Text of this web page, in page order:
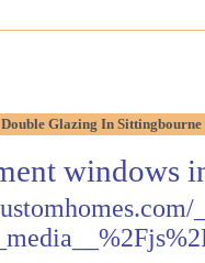
Glazing In
windows